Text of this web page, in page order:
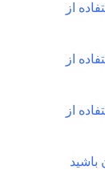
از
از
از